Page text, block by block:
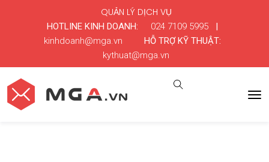
HOTLINE KINH DOANH: 024 7109 5995|
kinhdoanh@mga.vn
HỖ TRỢ KỸ THUẬT:
kythuat@mga.vn
QUẢN LÝ DỊCH VỤ